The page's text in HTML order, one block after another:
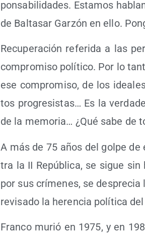
pon­sa­bi­li­da­des. Esta­mos
de Bal­ta­sar Gar­zón en ello.
Recu­pe­ra­ción refe­ri­da a las
com­pro­mi­so polí­ti­co. Por lo
ese com­pro­mi­so, de los
tos pro­gre­sis­tas… Es la
de la memo­ria… ¿Qué sabe de
A más de 75 años del gol­pe
tra la II Repú­bli­ca, se sigue
por sus crí­me­nes, se
revi­sa­do la heren­cia polí­ti­ca
Fran­co murió en 1975, y en